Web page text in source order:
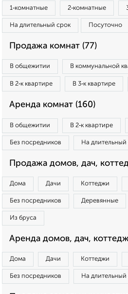
1‑комнатные 2‑комнатные
На длительный срок Посуточно
Продажа комнат (77)
В общежитии В коммунальной
В 2‑к квартире В 3‑к квартире
Аренда комнат (160)
В общежитии В 2‑к квартире
Без посредников На длительный
Продажа домов, дач,
Дома Дачи Коттеджи
Без посредников Деревянные
Из бруса
Аренда домов, дач,
Дома Дачи Коттеджи
Без посредников На длительный